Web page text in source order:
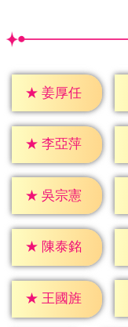
★ 姜厚任
★ 李亞萍
★ 吳宗憲
★ 陳泰銘
★ 王國旌